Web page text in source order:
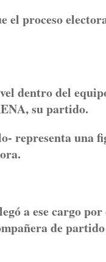
el proceso
dentro del
su partido.
representa una
a ese cargo
de